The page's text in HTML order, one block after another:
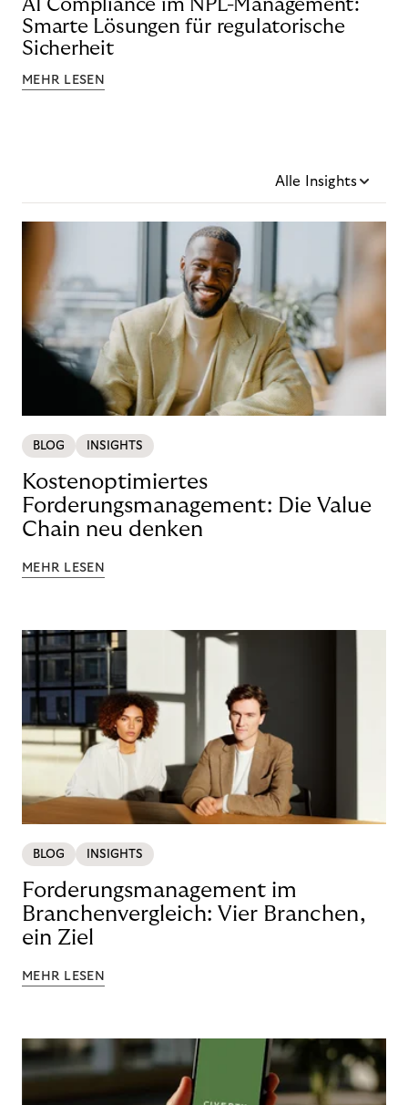
AI Compliance im NPL-Management:
Smarte Lösungen für regulatorische
Sicherheit
MEHR LESEN
Alle Insights
BLOG INSIGHTS
Kostenoptimiertes
Forderungsmanagement: Die Value
Chain neu denken
MEHR LESEN
BLOG INSIGHTS
Forderungsmanagement im
Branchenvergleich: Vier Branchen,
ein Ziel
MEHR LESEN